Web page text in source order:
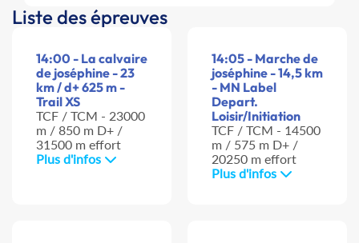
Liste des épreuves
14:00 - La calvaire
de joséphine - 23
km / d+ 625 m -
Trail XS
TCF / TCM - 23000
m / 850 m D+ /
31500 m effort
Plus d'infos
14:05 - Marche de
joséphine - 14,5 km
- MN Label
Depart.
Loisir/Initiation
TCF / TCM - 14500
m / 575 m D+ /
20250 m effort
Plus d'infos